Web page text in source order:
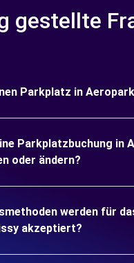
gestellte
Parkplatz in
Parkplatzbuchung in
oder ändern?
werden für
akzeptiert?